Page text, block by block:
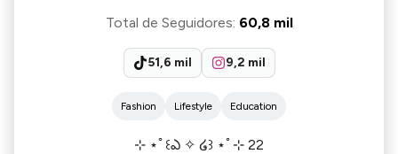
Total de Seguidores: 60,8 mil
51,6 mil 9,2 mil
Fashion Lifestyle Education
⊹ ⋆ﾟ꒰ఎ ✧ ໒꒱ ⋆ﾟ⊹ 22